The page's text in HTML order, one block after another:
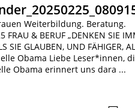
Weiterbildung. Beratung.
& BERUF „DENKEN SIE
SIE GLAUBEN, UND FÄHIGER,
Obama Liebe Leser*innen,
Obama erinnert uns dara ...